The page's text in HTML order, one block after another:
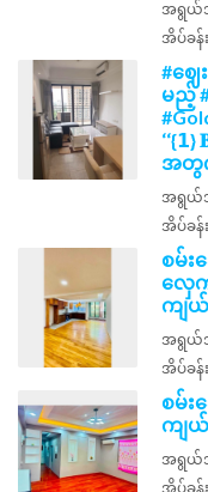
အရွယ်
အိပ်ခန်း
#ဈေ
မည့်
‘‘{𝟭}
အတွ
အရွယ်
အိပ်ခန်း
စမ်း
လှေက
ကျယ်
အရွယ်
အိပ်ခန်း
စမ်း
ကျယ်
အရွယ်
အိပ်ခန်း